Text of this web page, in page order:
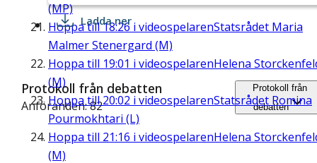
(MP)
Hoppa till18:26 i videospelarenStatsrådet Maria
Malmer Stenergard (M)
Hoppa till 19:01 i videospelarenHelena
(M)
Hoppa till20:02 i videospelarenStatsrådet Romina
Pourmokhtari (L)
Hoppa till 21:16 i videospelarenHelena
(M)
Ladda ner
Protokoll från debatten
Anföranden: 82
Protokoll från
debatten